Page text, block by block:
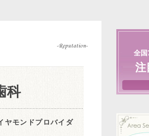
科
ヤモンドプロバイダ
全国
注